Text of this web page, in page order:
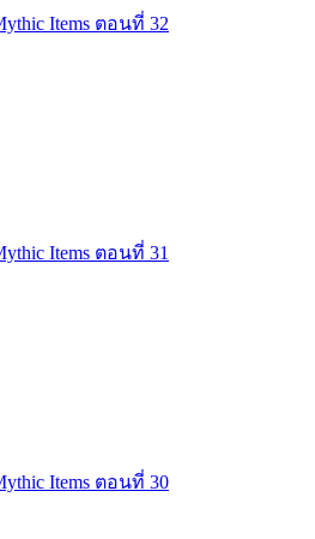
Items ตอนที่ 32
Items ตอนที่ 31
Items ตอนที่ 30